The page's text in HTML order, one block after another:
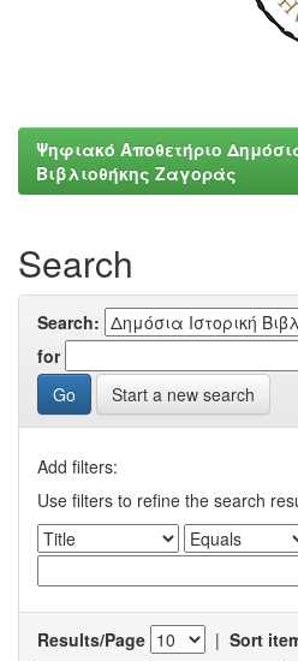
Ψηφιακό Αποθετήριο
Βιβλιοθήκης Ζαγοράς
Search
Search:
for
Start a new search
Add filters:
Use filters to refine the search
Results/Page | Sort